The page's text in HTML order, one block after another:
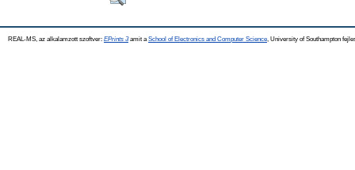
REAL-MS, az alkalamzott szoftver: EPrints 3amit a School of Electronics and Computer Science , University of Southampton